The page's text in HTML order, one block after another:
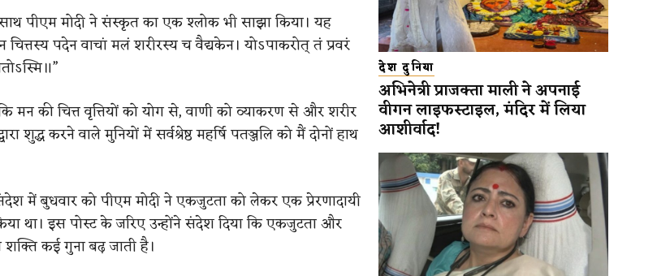
पीएम मोदी ने संस्कृत का एक श्लोक भी साझा किया। यह
चित्तस्य पदेन वाचां मलं शरीरस्य च वैद्यकेन। योऽपाकरोत् तं प्रवरं
मन की चित्त वृत्तियों को योग से, वाणी को व्याकरण से और शरीर
शुद्ध करने वाले मुनियों में सर्वश्रेष्ठ महर्षि पतञ्जलि को मैं दोनों हाथ
में बुधवार को पीएम मोदी ने एकजुटता को लेकर एक प्रेरणादायी
था। इस पोस्ट के जरिए उन्होंने संदेश दिया कि एकजुटता और
कई गुना बढ़ जाती है।
देश दुनिया
अभिनेत्री प्राजक्ता माली ने अपनाई
वीगन लाइफस्टाइल, मंदिर में लिया
आशीर्वाद!